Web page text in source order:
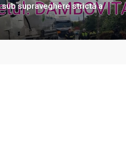
sub supraveghere strictă a